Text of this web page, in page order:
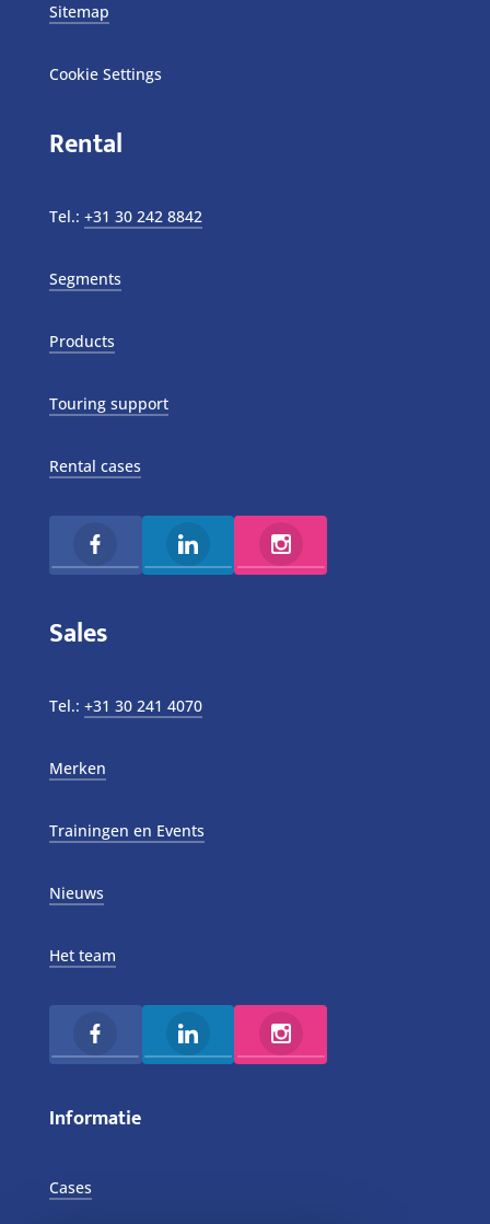
Sitemap
Cookie Settings
Rental
Tel.: +31 30 242 8842
Segments
Products
Touring support
Rental cases
Sales
Tel.: +31 30 241 4070
Merken
Trainingen en Events
Nieuws
Het team
Informatie
Cases